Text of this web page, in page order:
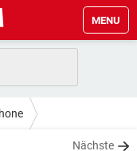
MENU
Nächste